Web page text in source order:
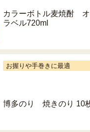
カラーボトル麦焼酎
ラベル720ml
お握りや手巻きに最適
博多のり 焼きのり 10